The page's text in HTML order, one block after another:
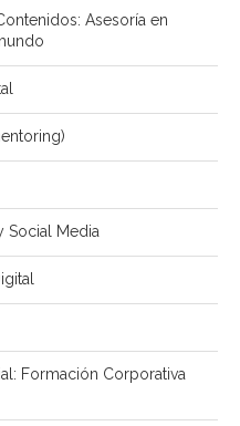
Asesoría en
Social Media
Formación Corporativa